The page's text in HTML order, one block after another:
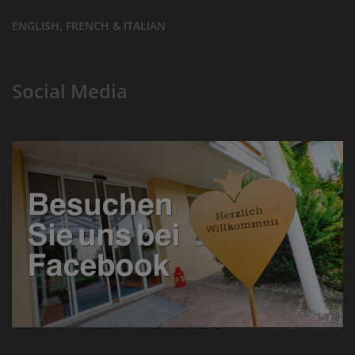
ENGLISH, FRENCH & ITALIAN
Social Media